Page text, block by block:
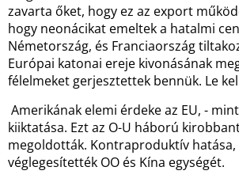
zavarta őket, hogy ez az export
hogy neonácikat emeltek a hatalmi
Németország, és Franciaország
Európai katonai ereje kivonásának
félelmeket gerjesztettek bennük. Le
Amerikának elemi érdeke az EU, -
kiiktatása. Ezt az O-U háború
megoldották. Kontraproduktív hatása,
véglegesítették OO és Kína egységét.